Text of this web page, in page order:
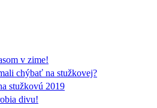
v zime!
chýbať na stužkovej?
stužkovú 2019
divu!